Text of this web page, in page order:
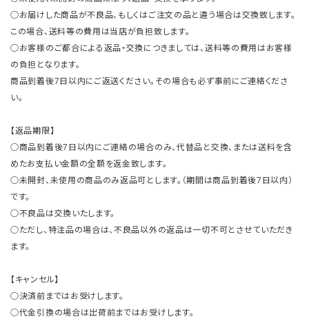
○お届けした商品が不良品、もしくはご注文の品と違う場合は交換致します。
この場合、送料等の費用は当店が負担致します。
○お客様のご都合による返品・交換につきましては、送料等の費用はお客様
の負担となります。
商品到着後7日以内にご返送ください。その場合も必ず事前にご連絡くださ
い。
【返品期限】
○商品到着後7日以内にご連絡の場合のみ、代替品と交換、または送料を含
めたお支払い金額の全額を返金致します。
○未開封、未使用の商品のみ返品可とします。（期間は商品到着後7日以内）
です。
○不良品は交換いたします。
○ただし、特注品の場合は、不良品以外の返品は一切不可とさせていただき
ます。
【キャンセル】
○決済前まではお受けします。
○代金引換の場合は出荷前まではお受けします。